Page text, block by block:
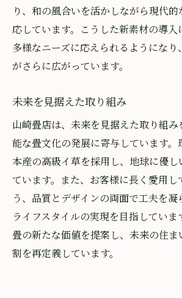
り、和の風合いを活かしながら現代
応しています。こうした新素材の導入
多様なニーズに応えられるようにな
がさらに広がっています。
未来を見据えた取り組み
山崎畳店は、未来を見据えた取り組
能な畳文化の発展に寄与しています
本産の高級イ草を採用し、地球に優
ています。また、お客様に長く愛用し
う、品質とデザインの両面で工夫を凝
ライフスタイルの実現を目指していま
畳の新たな価値を提案し、未来の住
割を再定義しています。